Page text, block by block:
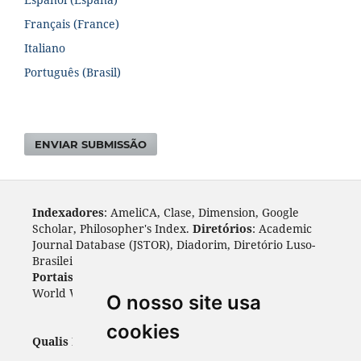
O nosso site usa
cookies
Français (France)
Italiano
Português (Brasil)
ENVIAR SUBMISSÃO
Indexadores: AmeliCA, Clase, Dimension, Google
Scholar, Philosopher's Index. Diretórios: Academic
Journal Database (JSTOR), Diadorim, Diretório Luso-
Brasileiro, DOAJ, Journal 4 free, ROAD, Socol@ar.
Portais
World Wide Science.
: Cite Factor, OAJI.
Qualis Periódicos - Capes: A1